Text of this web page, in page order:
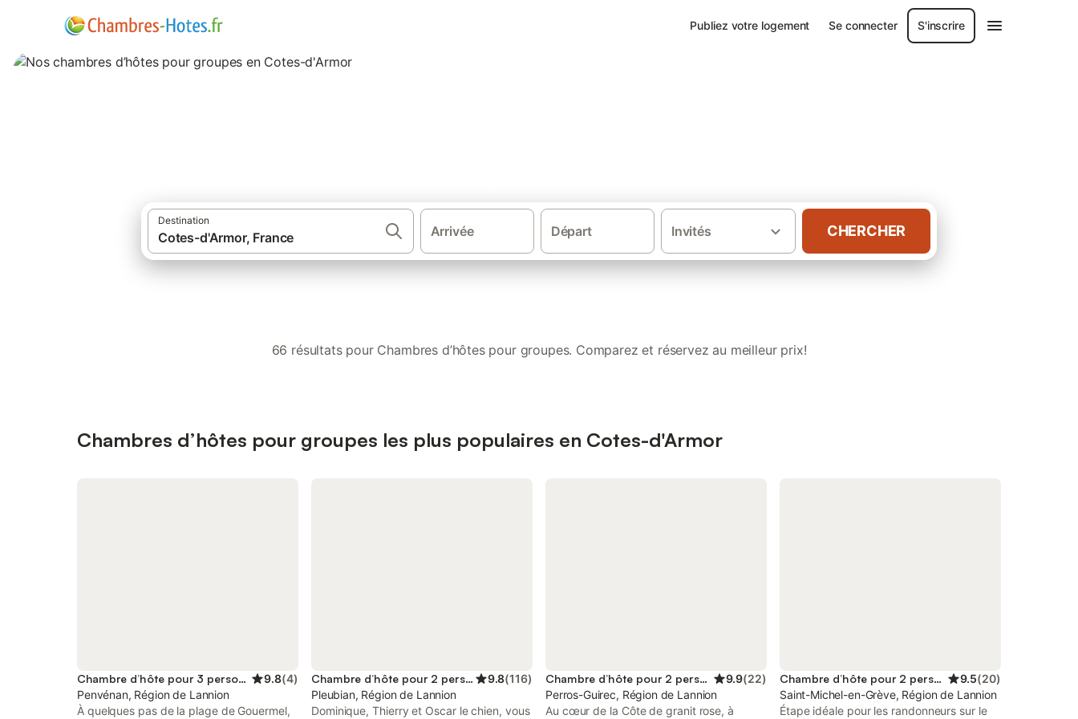
Publiez votre logement Se connecter S'inscrire
Destination
Arrivée Départ Invités CHERCHER
66 résultats pour Chambres d’hôtes pour groupes. Comparez et réservez au meilleur prix!
Chambres d’hôtes pour groupes les plus populaires en Cotes-d'Armor
Chambre d’hôte pour 3 personnes 9.8(4)
Penvénan, Région de Lannion
À quelques pas de la plage de Gouermel,
Chambre d’hôte pour 2 personnes 9.8(116)
Pleubian, Région de Lannion
Dominique, Thierry et Oscar le chien, vous
Chambre d’hôte pour 2 personnes 9.9(22)
Perros-Guirec, Région de Lannion
Au cœur de la Côte de granit rose, à
Chambre d’hôte pour 2 personnes 9.5(20)
Saint-Michel-en-Grève, Région de Lannion
Étape idéale pour les randonneurs sur le